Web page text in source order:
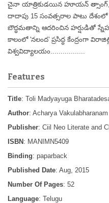
చైనా యాత్రికుడయిన హూయన్ త్సాంగ్,
దాదాపు 15 సంవత్సరాల పాటు
బౌద్ధమతాన్ని ఆదరించిన హర్షుడితో
కాలంలో 'నలంద' ప్రసిద్ధ కేంద్రంగా
విశ్వవిద్యాలయం.................
Features
Title: Toli Madyayuga
Author: Acharya
Publisher: Ciil Neo Literate and
ISBN : MANIMN5409
Binding: paparback
Published Date: Aug, 2015
Number Of Pages: 52
Language: Telugu